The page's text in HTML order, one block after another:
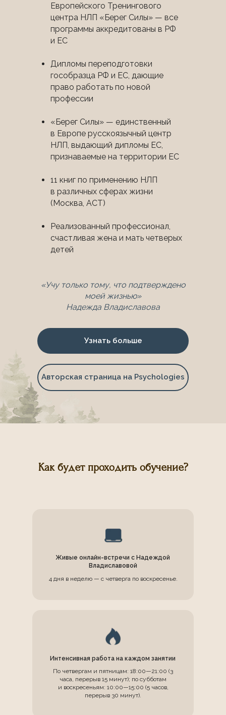
Европейского Тренингового
центра НЛП «Берег Силы» — все
программы аккредитованы в РФ
и ЕС
Дипломы переподготовки
гособразца РФ и ЕС, дающие
право работать по новой
профессии
«Берег Силы» — единственный
в Европе русскоязычный центр
НЛП, выдающий дипломы ЕС,
признаваемые на территории ЕС
11 книг по применению НЛП
в различных сферах жизни
(Москва, АСТ)
Реализованный профессионал,
счастливая жена и мать четверых
детей
Авторская страница на Psychologies
Узнать больше
«Учу только тому, что подтверждено
моей жизнью»
Надежда Владиславова
Как будет проходить обучение?
Живые онлайн-встречи с Надеждой
Владиславовой
4 дня в неделю — с четверга по воскресенье.
Интенсивная работа на каждом занятии
По четвергам и пятницам: 18:00—21:00 (3
часа, перерыв 15 минут); по субботам
и воскресеньям: 10:00—15:00 (5 часов,
перерыв 30 минут).